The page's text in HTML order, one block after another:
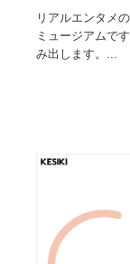
リアルエンタメ
ミュージアムで
み出します。...